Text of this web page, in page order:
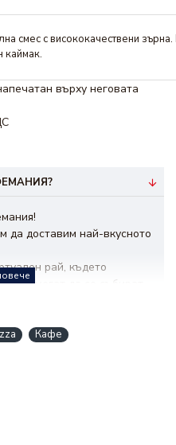
смес с висококачествени
каймак.
върху неговата
да доставим най-вкусното
рай, където
могат да се събират,
при избора на кафе!
за вашето удоволствие.
Кафе